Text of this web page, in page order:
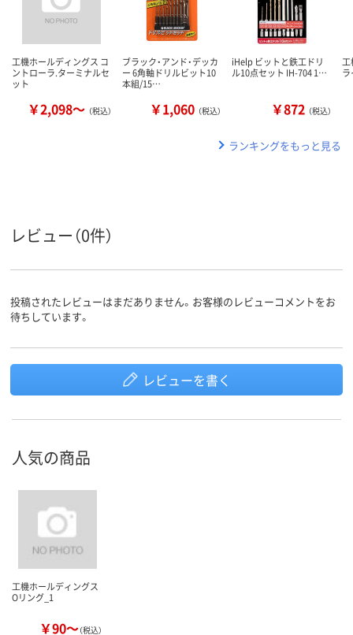
工機ホールディングス コ
ントローラ.ターミナルセ
ット
￥2,098～ （税込）
ブラック・アンド・デッカ
ー 6角軸ドリルビット10
本組/15…
￥1,060 （税込）
iHelp ビットと鉄工ドリ
ル10点セット IH-704 1…
￥872 （税込）
ランキングをもっと見る
レビュー（0件）
投稿されたレビューはまだありません。お客様のレビューコメントをお
待ちしています。
レビューを書く
人気の商品
工機ホールディングス
Oリング_1
￥90～（税込）